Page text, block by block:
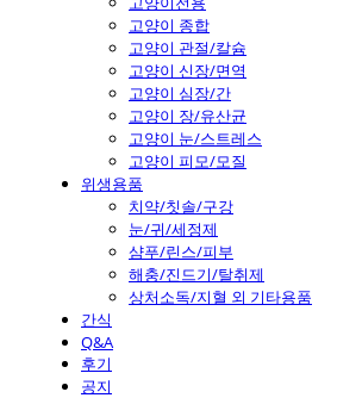
고양이 종합
고양이 관절/칼슘
고양이 신장/면역
고양이 심장/간
고양이 장/유산균
고양이 눈/스트레스
고양이 피모/모질
위생용품
치약/칫솔/구강
눈/귀/세정제
샴푸/린스/피부
해충/진드기/탈취제
상처소독/지혈 외 기타용품
간식
Q&A
후기
공지